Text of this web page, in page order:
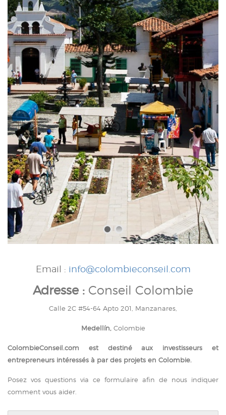
Email : info@colombieconseil.com
Adresse : Conseil Colombie
Calle 2C #54-64 Apto 201, Manzanares,
Medellín, Colombie
ColombieConseil.com est destiné aux investisseurs et
entrepreneurs intéressés à par des projets en Colombie.
Posez vos questions via ce formulaire afin de nous indiquer
comment vous aider.